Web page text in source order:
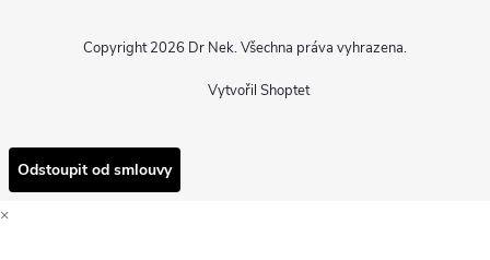
Vytvořil Shoptet
Copyright 2026 Dr Nek. Všechna práva vyhrazena.
Odstoupit od smlouvy
×